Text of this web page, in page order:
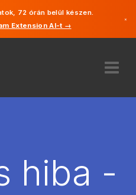
72 órán belül készen.
Extension AI-t →
×
hiba -